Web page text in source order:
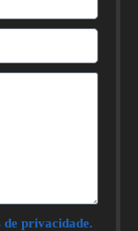
de privacidade.